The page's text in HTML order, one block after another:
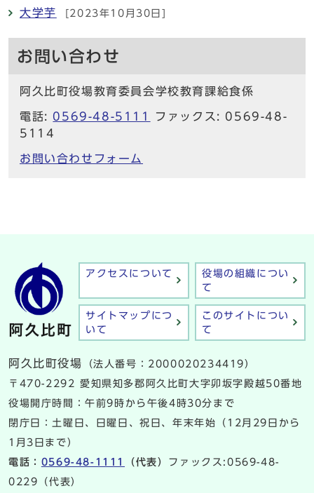
大学芋 [2023年10月30日]
お問い合わせ
阿久比町役場教育委員会学校教育課給食係
電話: 0569-48-5111
ファックス: 0569-48-
5114
お問い合わせフォーム
アクセスについて
役場の組織につい
て
サイトマップにつ
いて
このサイトについ
て
阿久比町役場
（法人番号：2000020234419）
〒470-2292 愛知県知多郡阿久比町大字卯坂字殿越50番地
役場開庁時間：午前9時から午後4時30分まで
閉庁日：土曜日、日曜日、祝日、年末年始（12月29日から
1月3日まで）
電話： 0569-48-1111 （代表） ファックス:0569-48-
0229（代表）